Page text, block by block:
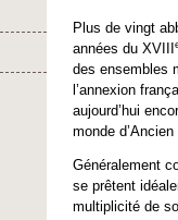
Plus de vingt
années du XVIII
des ensembles
l’annexion
aujourd’hui
monde d’Ancien
Généralement
se prêtent
multiplicité de